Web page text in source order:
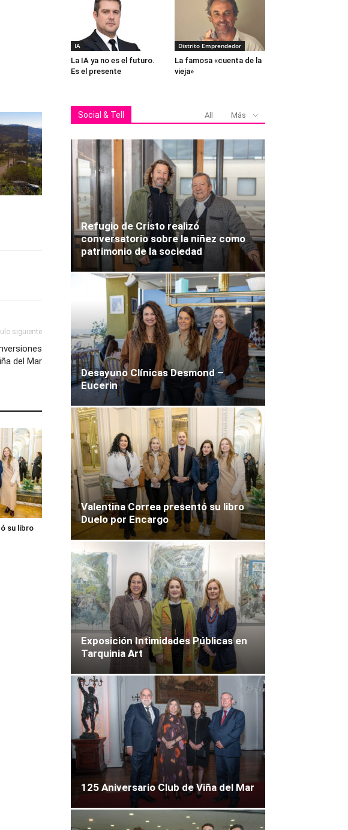
siguiente
del Mar
su libro
IA
La IA ya no es el futuro.
Es el presente
Distrito Emprendedor
La famosa «cuenta de la
vieja»
Social & Tell All Más
Refugio de Cristo realizó
conversatorio sobre la niñez como
patrimonio de la sociedad
Desayuno Clínicas Desmond –
Eucerin
Valentina Correa presentó su libro
Duelo por Encargo
Exposición Intimidades Públicas en
Tarquinia Art
125 Aniversario Club de Viña del Mar